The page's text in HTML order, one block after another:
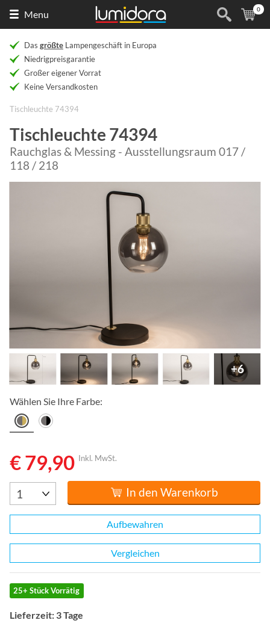
Menu (
0
Das größte Lampengeschäft in Europa
Niedrigpreisgarantie
Großer eigener Vorrat
Keine Versandkosten
Tischleuchte 74394
Tischleuchte 74394
Rauchglas & Messing - Ausstellungsraum 017 /
118 / 218
+6
Wählen Sie Ihre Farbe:
€ 79,90 Inkl. MwSt.
In den Warenkorb
Aufbewahren
Vergleichen
25+ Stück Vorrätig
Lieferzeit: 3 Tage